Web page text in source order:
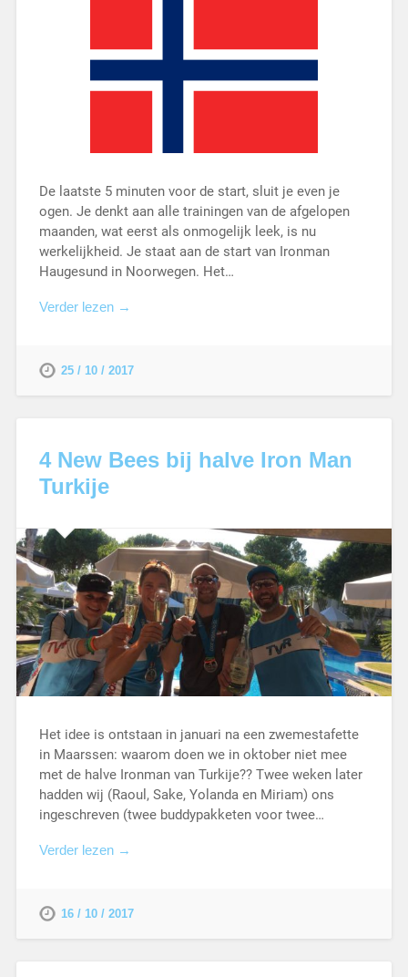
De laatste 5 minuten voor de start, sluit je even je
ogen. Je denkt aan alle trainingen van de afgelopen
maanden, wat eerst als onmogelijk leek, is nu
werkelijkheid. Je staat aan de start van Ironman
Haugesund in Noorwegen. Het…
Verder lezen →
25 / 10 / 2017
4 New Bees bij halve Iron Man
Turkije
Het idee is ontstaan in januari na een zwemestafette
in Maarssen: waarom doen we in oktober niet mee
met de halve Ironman van Turkije?? Twee weken later
hadden wij (Raoul, Sake, Yolanda en Miriam) ons
ingeschreven (twee buddypakketen voor twee…
Verder lezen →
16 / 10 / 2017